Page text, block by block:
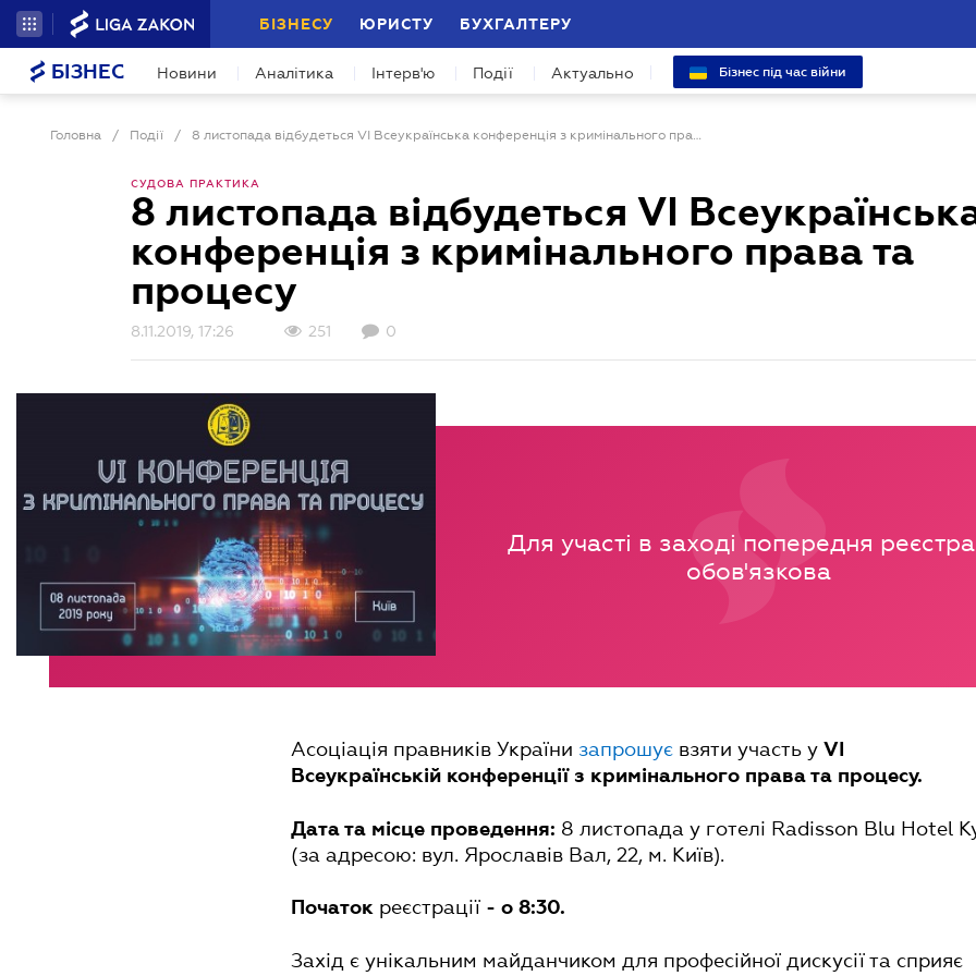
БІЗНЕСУ ЮРИСТУ БУХГАЛТЕРУ
БІЗНЕС Новини Аналітика Інтерв'ю Події Актуально Бізнес під час війни
Головна / Події / 8 листопада відбудеться VI Всеукраїнська конференція з кримінального права та процесу
СУДОВА ПРАКТИКА
8 листопада відбудеться VI
конференція з кримінального права та
процесу
8.11.2019, 17:26 251 0
Для участі в заході попередня
обов'язкова
Асоціація правників України запрошує взяти участь у VI
Всеукраїнській конференції з кримінального права та процесу.
Дата та місце проведення: 8 листопада у готелі Radisson Blu Hotel
(за адресою: вул. Ярославів Вал, 22, м. Київ).
Початок реєстрації - о 8:30.
Захід є унікальним майданчиком для професійної дискусії та сприяє